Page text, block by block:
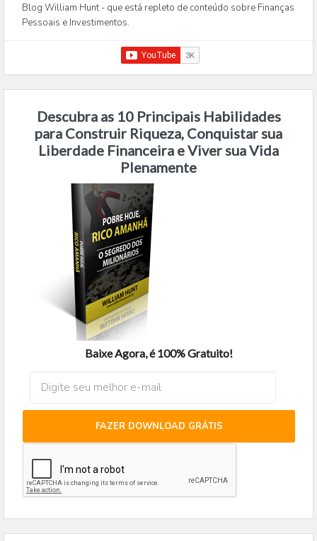
Blog William Hunt - que está repleto de conteúdo sobre Finanças
Pessoais e Investimentos.
Descubra as 10 Principais Habilidades
para Construir Riqueza, Conquistar sua
Liberdade Financeira e Viver sua Vida
Plenamente
Baixe Agora, é 100% Gratuito!
FAZER DOWNLOAD GRÁTIS